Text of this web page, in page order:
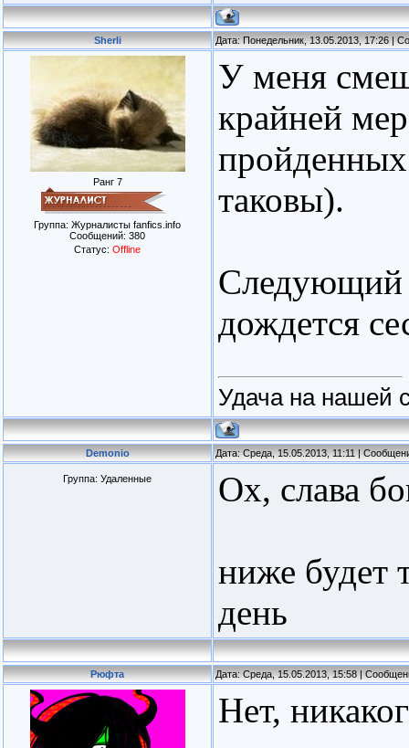
Sherli Дата: Понедельник, 13.05.2013, 17:26 |
Ранг 7
Группа: Журналисты fanfics.info
Сообщений: 380
Статус: Offline
У меня
крайней
пройденных
таковы).
Следующий
дождется
Удача на нашей
Demonio Дата: Среда, 15.05.2013, 11:11 |
Группа: Удаленные Ох, слава
ниже будет
день
Рюфта Дата: Среда, 15.05.2013, 15:58 |
Нет,